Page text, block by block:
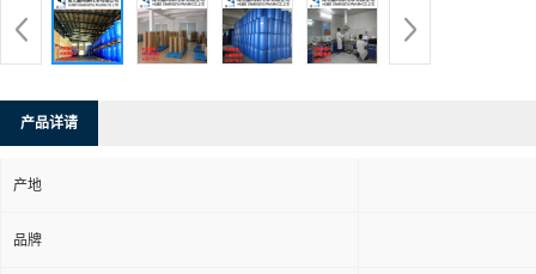
产品详请
产地
品牌